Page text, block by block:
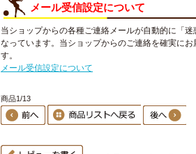
メール受信設定について
当ショップからの各種ご連絡メールが自動的に「
なっています。当ショップからのご連絡を確実に
す。
メール受信設定について
商品1/13